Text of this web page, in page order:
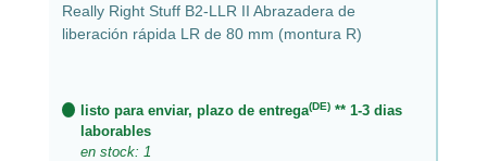
Really Right Stuff B2-LLR II Abrazadera de
liberación rápida LR de 80 mm (montura R)
listo para enviar, plazo de entrega(DE) ** 1-3 dias
laborables
en stock: 1